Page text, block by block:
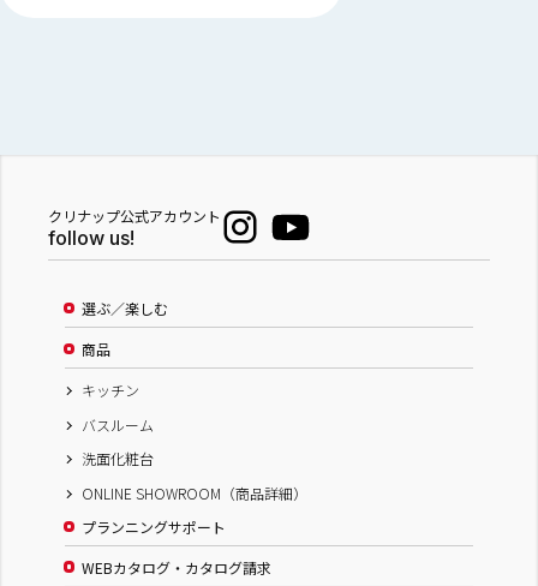
クリナップ公式アカウント
follow us!
選ぶ／楽しむ
商品
キッチン
バスルーム
洗面化粧台
ONLINE SHOWROOM（商品詳細）
プランニングサポート
WEBカタログ・カタログ請求